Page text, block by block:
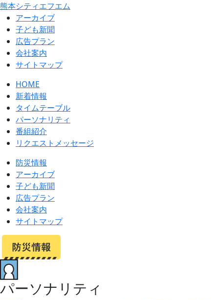
熊本シティエフエム
アーカイブ
⼦ども新聞
広告プラン
会社案内
サイトマップ
HOME
新着情報
タイムテーブル
パーソナリティ
番組紹介
リクエストメッセージ
防災情報
アーカイブ
子ども新聞
広告プラン
会社案内
サイトマップ
パーソナリティ